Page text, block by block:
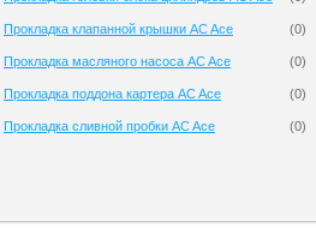
Прокладка клапанной крышки AC Ace (0)
Прокладка масляного насоса AC Ace (0)
Прокладка поддона картера AC Ace (0)
Прокладка сливной пробки AC Ace (0)